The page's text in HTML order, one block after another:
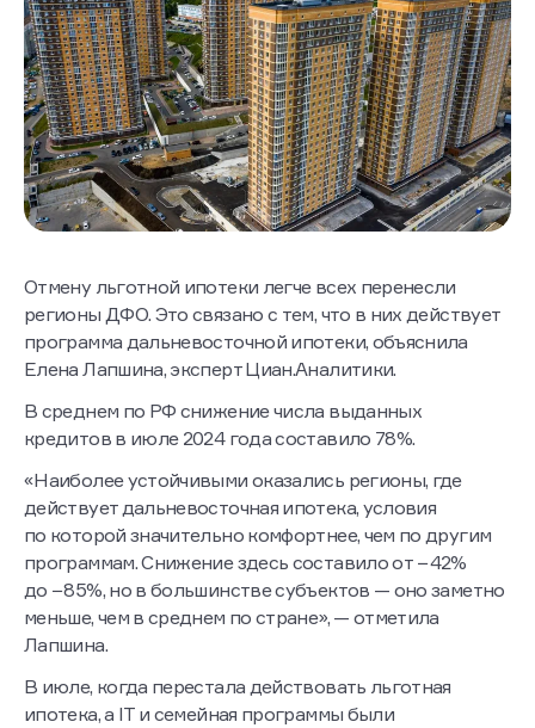
Отмену льготной ипотеки легче всех перенесли
регионы ДФО. Это связано с тем, что в них действует
программа дальневосточной ипотеки, объяснила
Елена Лапшина, эксперт Циан.Аналитики.
В среднем по РФ снижение числа выданных
кредитов в июле 2024 года составило 78%.
«Наиболее устойчивыми оказались регионы, где
действует дальневосточная ипотека, условия
по которой значительно комфортнее, чем по другим
программам. Снижение здесь составило от −42%
до −85%, но в большинстве субъектов — оно заметно
меньше, чем в среднем по стране», — отметила
Лапшина.
В июле, когда перестала действовать льготная
ипотека, а IT и семейная программы были